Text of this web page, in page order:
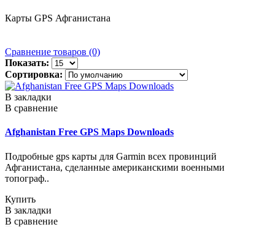
Карты GPS Афганистана
Сравнение товаров (0)
Показать:
Сортировка:
В закладки
В сравнение
Afghanistan Free GPS Maps Downloads
Подробные gps карты для Garmin всех провинций
Афганистана, сделанные американскими военными
топограф..
Купить
В закладки
В сравнение